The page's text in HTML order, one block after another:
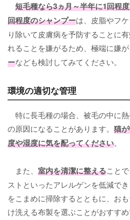
短毛種なら3ヵ月～半年に1回程
回程度のシャンプーは、皮脂やフ
り除いて皮膚病を予防することに
れることを嫌がるため、極端に嫌
ーなども検討してみてください。
環境の適切な管理
特に長毛種の場合、被毛の中に
の原因になることがあります。 猫
度や湿度に気を配ってください。
また、 室内を清潔に整えること
ストといったアレルゲンを低減で
をこまめに掃除するとともに、お
け洗える布製を選ぶことがおすすめ